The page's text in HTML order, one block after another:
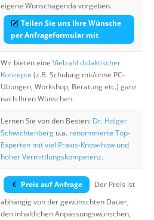
eigene Wunschagenda vorgeben.
Teilen Sie uns Ihre Wünsche
per Anfrageformular mit
Wir bieten eine Vielzahl didaktischer
Konzepte (z.B. Schulung mit/ohne PC-
Übungen, Workshop, Beratung etc.) ganz
nach Ihren Wünschen.
Lernen Sie von den Besten: Dr. Holger
Schwichtenberg u.a. renommierte Top-
Experten mit viel Praxis-Know-how und
hoher Vermittlungskompetenz.
Preis auf Anfrage
Der Preis ist
abhängig von der gewünschten Dauer,
den inhaltlichen Anpassungswünschen,